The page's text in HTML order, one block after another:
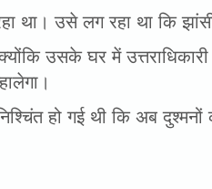
था। उसे लग रहा था कि
उसके घर में
हो गई थी कि अब